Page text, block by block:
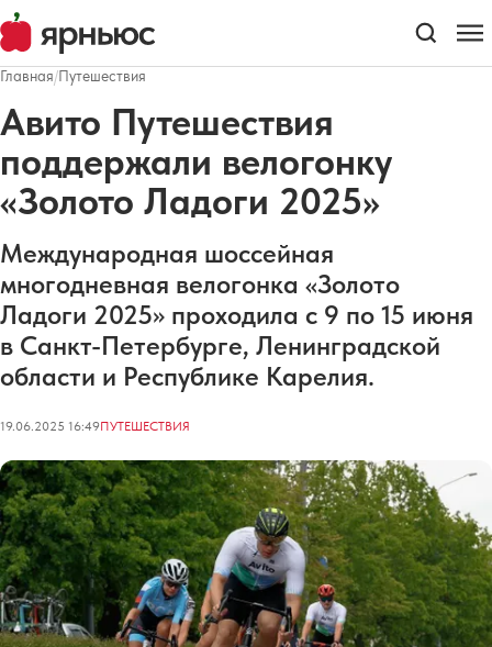
Главная/Путешествия
Авито Путешествия
поддержали велогонку
«Золото Ладоги 2025»
Международная шоссейная
многодневная велогонка «Золото
Ладоги 2025» проходила с 9 по 15 июня
в Санкт-Петербурге, Ленинградской
области и Республике Карелия.
19.06.2025 16:49ПУТЕШЕСТВИЯ